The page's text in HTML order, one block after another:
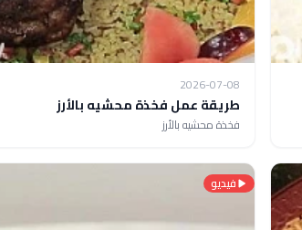
2026-07-08
طريقة عمل فخذة محشيه بالأرز
فخذة محشيه بالأرز
فيديو